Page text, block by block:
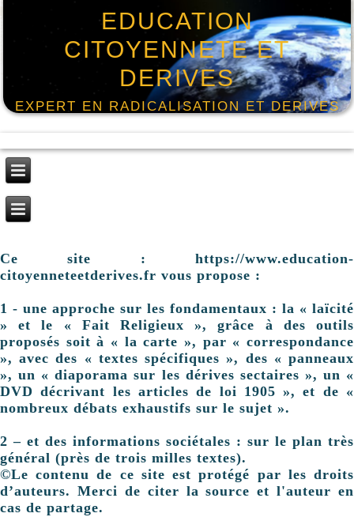
EDUCATION
CITOYENNETE ET
DERIVES
EXPERT EN RADICALISATION ET DERIVES
Ce site : https://www.education-
citoyenneteetderives.fr vous propose :
1 - une approche sur les fondamentaux : la « laïcité
» et le « Fait Religieux », grâce à des outils
proposés soit à « la carte », par « correspondance
», avec des « textes spécifiques », des « panneaux
», un « diaporama sur les dérives sectaires », un «
DVD décrivant les articles de loi 1905 », et de «
nombreux débats exhaustifs sur le sujet ».
2 – et des informations sociétales : sur le plan très
général (près de trois milles textes).
©Le contenu de ce site est protégé par les droits
d’auteurs. Merci de citer la source et l'auteur en
cas de partage.